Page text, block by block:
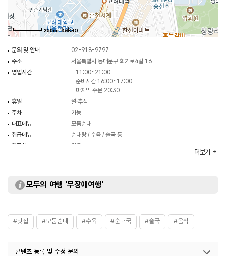
250m
문의 및 안내
02-918-9797
주소
서울특별시 동대문구 회기로4길 16
영업시간
- 11:00~21:00
- 준비시간 16:00~17:00
- 마지막 주문 20:30
휴일
설·추석
주차
가능
대표메뉴
모둠순대
취급메뉴
순대탕 / 수육 / 술국 등
화장실
있음
더보기
모두의 여행 '무장애여행'
#맛집 #모둠순대 #수육 #순대국 #술국 #음식
콘텐츠 등록 및 수정 문의